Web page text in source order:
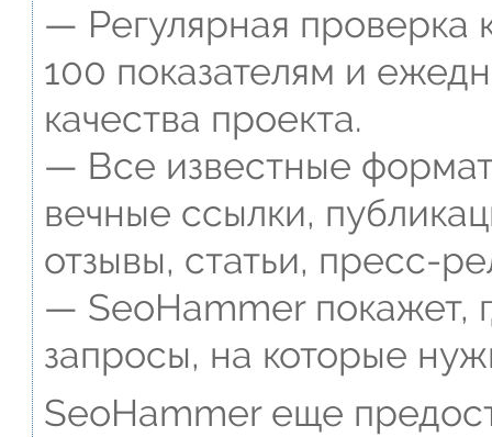
— Регулярная проверка
100 показателям и
качества проекта.
— Все известные
вечные ссылки,
отзывы, статьи, пресс-
— SeoHammer покажет,
запросы, на которые
SeoHammer еще